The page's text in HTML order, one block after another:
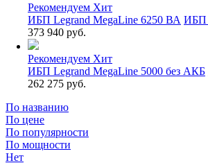
Рекомендуем Хит
ИБП Legrand MegaLine 6250 ВА ИБП
373 940 руб.
Рекомендуем Хит
ИБП Legrand MegaLine 5000 без АКБ
262 275 руб.
По названию
По цене
По популярности
По мощности
Нет